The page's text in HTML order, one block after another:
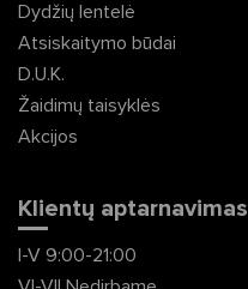
Dydžių lentelė
Atsiskaitymo būdai
D.U.K.
Žaidimų taisyklės
Akcijos
Klientų aptarnavimas
I-V 9:00-21:00